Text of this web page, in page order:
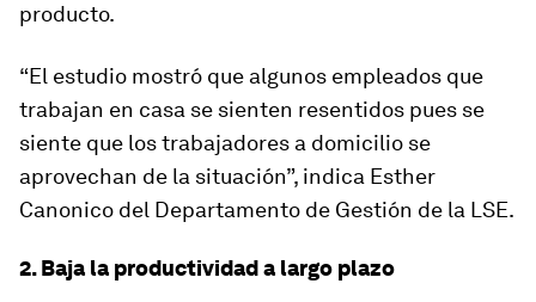
producto.
“El estudio mostró que algunos empleados que
trabajan en casa se sienten resentidos pues se
siente que los trabajadores a domicilio se
aprovechan de la situación”, indica Esther
Canonico del Departamento de Gestión de la LSE.
2. Baja la productividad a largo plazo